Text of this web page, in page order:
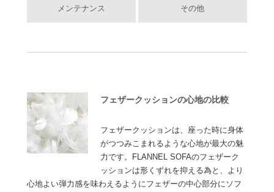
メンテナンス その他
フェザークッションの心地の比較
フェザークッションは、座った時に身体
がつつみこまれるような心地が最大の魅
力です。FLANNEL SOFAのフェザーク
ッションは形くずれを抑える為と、より
心地よい弾力感を味わえるようにフェザーの中心部分にソフ